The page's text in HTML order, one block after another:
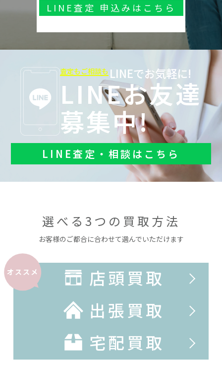
LINE査定 申込みはこちら
査定もご相談も LINEでお気軽に!
LINEお友達
募集中!
LINE査定・相談はこちら
選べる3つの買取方法
お客様のご都合に合わせて選んでいただけます
オススメ
店頭買取
出張買取
宅配買取